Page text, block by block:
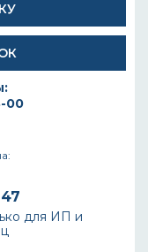
00
для ИП и